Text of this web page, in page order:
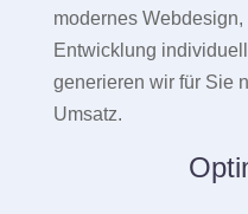
modernes
Entwicklung
generieren wir für Sie
Umsatz.